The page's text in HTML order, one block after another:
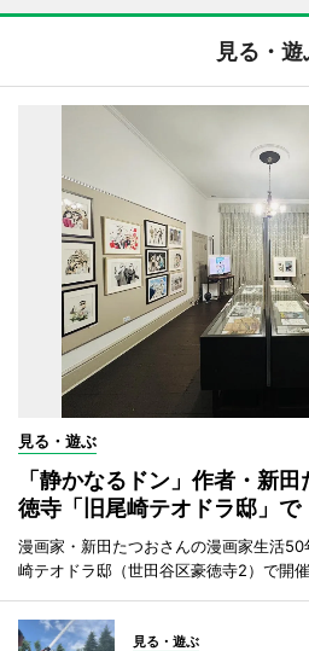
見る・遊
見る・遊ぶ
「静かなるドン」作者・新
徳寺「旧尾崎テオドラ邸」で
漫画家・新田たつおさんの漫画家生活
崎テオドラ邸（世田谷区豪徳寺2）で開催
見る・遊ぶ